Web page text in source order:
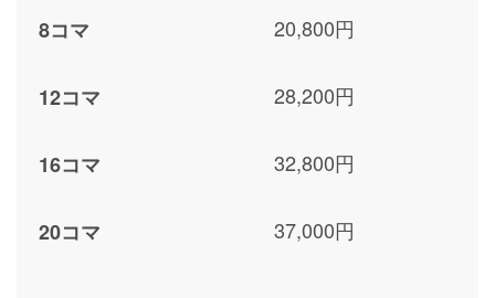
8コマ 20,800円
12コマ 28,200円
16コマ 32,800円
20コマ 37,000円